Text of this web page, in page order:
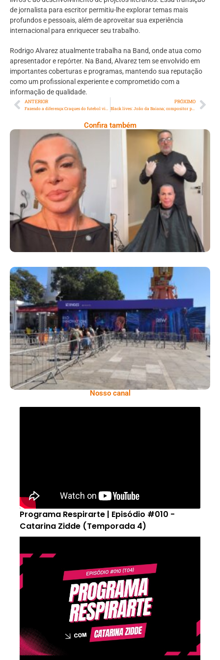
de jornalista para escritor permitiu-lhe explorar temas mais
profundos e pessoais, além de aproveitar sua experiência
internacional para enriquecer seu trabalho.
Rodrigo Alvarez atualmente trabalha na Band, onde atua como
apresentador e repórter. Na Band, Alvarez tem se envolvido em
importantes coberturas e programas, mantendo sua reputação
como um profissional experiente e comprometido com a
informação de qualidade.
ANTERIOR PRÓXIMO
Black lives: João da Baiana; compositor popular, cantor e passista
Confira também
Gretchen Raspa A Cabeça E Transforma
Transplante Capilar Em Campanha De
Conscientização Sobre Alopecia Feminina
Quando Ninguém Inova Sozinho: As Lições
Do Rio Innovation Week 2026
Nosso canal
Programa Respirarte | Episódio #010 -
Catarina Zidde (Temporada 4)